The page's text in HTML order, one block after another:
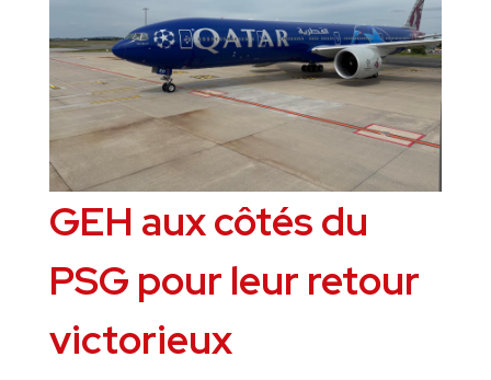
GEH aux côtés du
PSG pour leur retour
victorieux